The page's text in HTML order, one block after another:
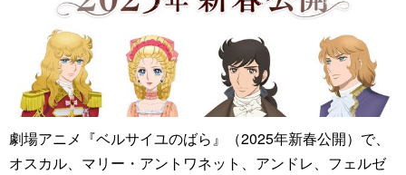
劇場アニメ『ベルサイユのばら』（2025年新春公開）で、
オスカル、マリー・アントワネット、アンドレ、フェルゼ